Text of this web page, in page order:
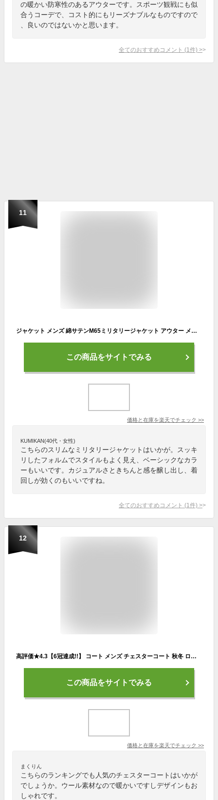
の暖かい防寒性のあるアウターです。スポーツ観戦にも似
合うコーデで、コスト的にもリーズナブルなものですので
、良いのではないかと思います。
全てのおすすめコメント (1 件) >
11
ジャケット メンズ 綿サテンM65ミリタリージャケット アウター メンズファッション 服 春 秋 冬【送料無料】【1-M9H】
この商品をサイトでみる
価格と在庫を楽天でチェック >>
KUMIKAN(40代・女性)
こちらのスリムなミリタリージャケットはいかが。スッキ
リしたフォルムでスタイルもよく見え、ベーシックなカラ
ーもいいです。カジュアルさときちんと感を醸し出し、着
回しが効くのもいいですね。
全てのおすすめコメント (1 件) >
12
高評価★4.3【6冠達成!!】 コート メンズ チェスターコート 秋冬 ロング 無地 ビジネス カジュアル コートメンズ 秋冬 ビジネスコート メンズ服 メンズコート 大きいサイズ ウール 冬コート ロングコート 防寒 【最大クーポン500円】【正規品】【お試し返品可能】
この商品をサイトでみる
価格と在庫を楽天でチェック >>
まくりん
こちらのランキングでも人気のチェスターコートはいかが
でしょうか。ウール素材なので暖かいですしデザインもお
しゃれです。